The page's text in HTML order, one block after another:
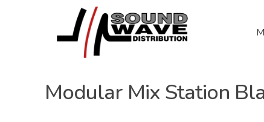
Modular Mix Station